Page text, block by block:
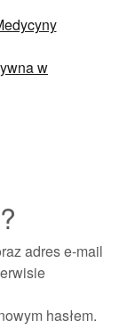
adres e-mail
hasłem.